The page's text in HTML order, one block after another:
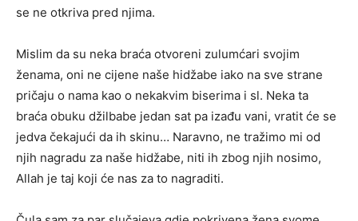
se ne otkriva pred njima.
Mislim da su neka braća otvoreni zulumćari svojim
ženama, oni ne cijene naše hidžabe iako na sve strane
pričaju o nama kao o nekakvim biserima i sl. Neka ta
braća obuku džilbabe jedan sat pa izađu vani, vratit će se
jedva čekajući da ih skinu… Naravno, ne tražimo mi od
njih nagradu za naše hidžabe, niti ih zbog njih nosimo,
Allah je taj koji će nas za to nagraditi.